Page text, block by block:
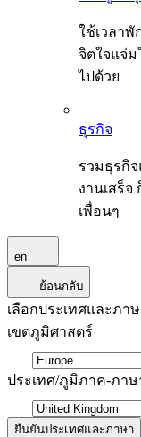
ใช้เวลา
จิตใจแจ่
ไปด้วย
ธุรกิจ
รวมธุรกิ
งานเสร็
เพื่อนๆ
en
ย้อนกลับ
เลือกประเทศและภา
เขตภูมิศาสตร์
ประเทศ/ภูมิภาค-ภาษ
ยืนยันประเทศและภาษา